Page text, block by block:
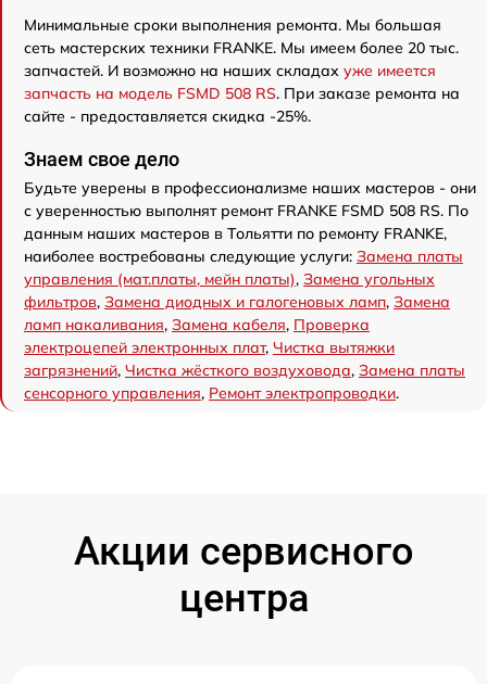
Минимальные сроки выполнения ремонта. Мы большая
сеть мастерских техники FRANKE. Мы имеем более 20 тыс.
запчастей. И возможно на наших складах уже имеется
запчасть на модель FSMD 508 RS. При заказе ремонта на
сайте - предоставляется скидка -25%.
Знаем свое дело
Будьте уверены в профессионализме наших мастеров - они
с уверенностью выполнят ремонт FRANKE FSMD 508 RS. По
данным наших мастеров в Тольятти по ремонту FRANKE,
наиболее востребованы следующие услуги: Замена платы
управления (мат.платы, мейн платы), Замена угольных
фильтров, Замена диодных и галогеновых ламп, Замена
ламп накаливания, Замена кабеля, Проверка
электроцепей электронных плат, Чистка вытяжки
загрязнений, Чистка жёсткого воздуховода, Замена платы
сенсорного управления, Ремонт электропроводки.
Акции сервисного
центра